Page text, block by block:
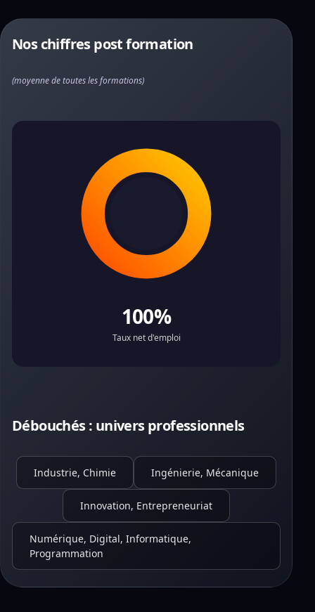
Nos chiffres post formation
(moyenne de toutes les formations)
100%
Taux net d'emploi
Débouchés : univers professionnels
Industrie, Chimie Ingénierie, Mécanique
Innovation, Entrepreneuriat
Numérique, Digital, Informatique,
Programmation